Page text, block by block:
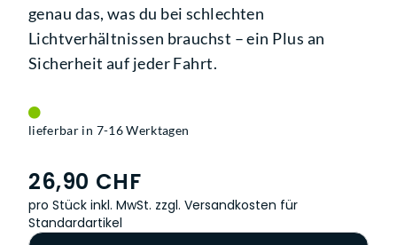
genau das, was du bei schlechten
Lichtverhältnissen brauchst – ein Plus an
Sicherheit auf jeder Fahrt.
lieferbar in 7-16 Werktagen
26,90 CHF
pro Stück inkl. MwSt. zzgl. Versandkosten für
Standardartikel